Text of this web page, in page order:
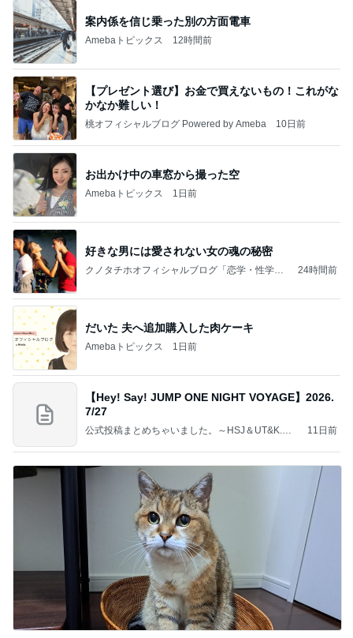
案内係を信じ乗った別の方面電車
Amebaトピックス 12時間前
【プレゼント選び】お金で買えないもの！これがな
かなか難しい！
桃オフィシャルブログ Powered by Ameba 10日前
お出かけ中の車窓から撮った空
Amebaトピックス 1日前
好きな男には愛されない女の魂の秘密
クノタチホオフィシャルブログ「恋学・性学研
24時間前
だいた 夫へ追加購入した肉ケーキ
Amebaトピックス 1日前
【Hey! Say! JUMP ONE NIGHT VOYAGE】2026.
7/27
公式投稿まとめちゃいました。～HSJ＆UT&K.O.
11日前